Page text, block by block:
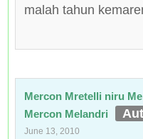
malah tahun
Mercon Mretelli niru
Mercon Melandri
June 13, 2010